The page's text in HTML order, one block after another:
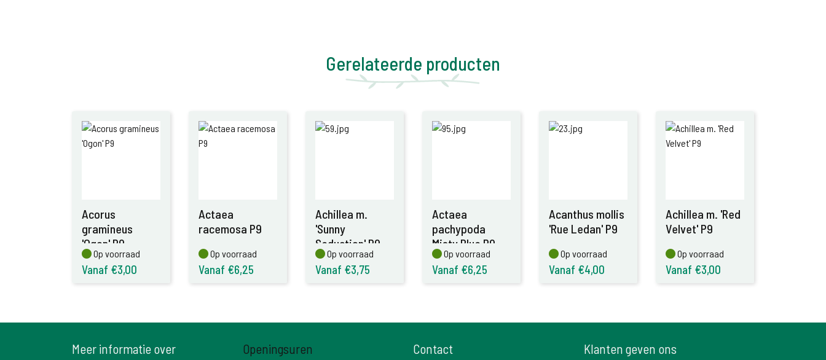
Gerelateerde producten
Acorus
gramineus
'Ogon' P9
Op voorraad
Op voorraad
Vanaf €3,00
Actaea
racemosa P9
Op voorraad
Op voorraad
Vanaf €6,25
Achillea m.
'Sunny
Seduction' P9
Op voorraad
Op voorraad
Vanaf €3,75
Actaea
pachypoda
Misty Blue P9
Op voorraad
Op voorraad
Vanaf €6,25
Acanthus mollis
'Rue Ledan' P9
Op voorraad
Op voorraad
Vanaf €4,00
Achillea m. 'Red
Velvet' P9
Op voorraad
Op voorraad
Vanaf €3,00
Meer informatie over Openingsuren Contact Klanten geven ons